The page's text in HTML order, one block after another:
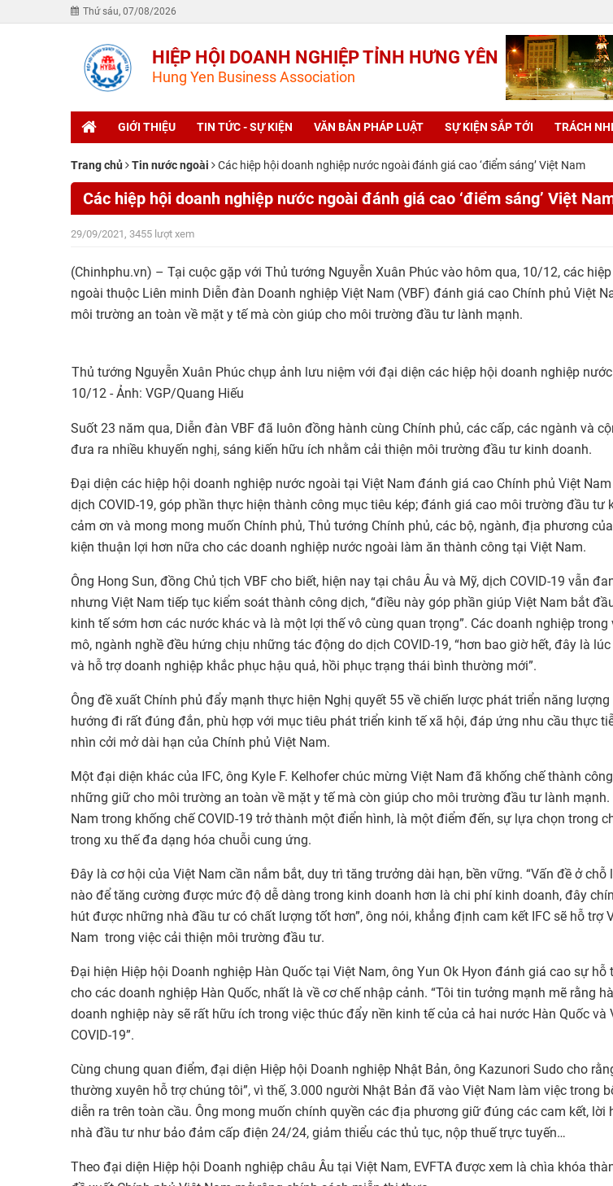
Thứ sáu, 07/08/2026
HIỆP HỘI DOANH NGHIỆP TỈNH HƯNG YÊN
Hung Yen Business Association
GIỚI THIỆU TIN TỨC - SỰ KIỆN VĂN BẢN PHÁP LUẬT SỰ KIỆN SẮP TỚI TRÁCH
Trang chủ Tin nước ngoài Các hiệp hội doanh nghiệp nước ngoài đánh giá cao ‘điểm sáng’ Việt Nam
Các hiệp hội doanh nghiệp nước ngoài đánh giá cao ‘điểm sáng’ Việt
29/09/2021, 3455 lượt xem
(Chinhphu.vn) – Tại cuộc gặp với Thủ tướng Nguyễn Xuân Phúc vào hôm qua, 10/12, các
ngoài thuộc Liên minh Diễn đàn Doanh nghiệp Việt Nam (VBF) đánh giá cao Chính phủ Việt
môi trường an toàn về mặt y tế mà còn giúp cho môi trường đầu tư lành mạnh.
Thủ tướng Nguyễn Xuân Phúc chụp ảnh lưu niệm với đại diện các hiệp hội doanh nghiệp
10/12 - Ảnh: VGP/Quang Hiếu
Suốt 23 năm qua, Diễn đàn VBF đã luôn đồng hành cùng Chính phủ, các cấp, các ngành và
đưa ra nhiều khuyến nghị, sáng kiến hữu ích nhằm cải thiện môi trường đầu tư kinh doanh.
Đại diện các hiệp hội doanh nghiệp nước ngoài tại Việt Nam đánh giá cao Chính phủ Việt
dịch COVID-19, góp phần thực hiện thành công mục tiêu kép; đánh giá cao môi trường đầu tư
cảm ơn và mong mong muốn Chính phủ, Thủ tướng Chính phủ, các bộ, ngành, địa phương
kiện thuận lợi hơn nữa cho các doanh nghiệp nước ngoài làm ăn thành công tại Việt Nam.
Ông Hong Sun, đồng Chủ tịch VBF cho biết, hiện nay tại châu Âu và Mỹ, dịch COVID-19 vẫn
nhưng Việt Nam tiếp tục kiểm soát thành công dịch, “điều này góp phần giúp Việt Nam bắt
kinh tế sớm hơn các nước khác và là một lợi thế vô cùng quan trọng”. Các doanh nghiệp
mô, ngành nghề đều hứng chịu những tác động do dịch COVID-19, “hơn bao giờ hết, đây là
và hỗ trợ doanh nghiệp khắc phục hậu quả, hồi phục trạng thái bình thường mới”.
Ông đề xuất Chính phủ đẩy mạnh thực hiện Nghị quyết 55 về chiến lược phát triển năng
hướng đi rất đúng đắn, phù hợp với mục tiêu phát triển kinh tế xã hội, đáp ứng nhu cầu thực
nhìn cởi mở dài hạn của Chính phủ Việt Nam.
Một đại diện khác của IFC, ông Kyle F. Kelhofer chúc mừng Việt Nam đã khống chế thành
những giữ cho môi trường an toàn về mặt y tế mà còn giúp cho môi trường đầu tư lành
Nam trong khống chế COVID-19 trở thành một điển hình, là một điểm đến, sự lựa chọn trong
trong xu thế đa dạng hóa chuỗi cung ứng.
Đây là cơ hội của Việt Nam cần nắm bắt, duy trì tăng trưởng dài hạn, bền vững. “Vấn đề ở
nào để tăng cường được mức độ dễ dàng trong kinh doanh hơn là chi phí kinh doanh, đây
hút được những nhà đầu tư có chất lượng tốt hơn”, ông nói, khẳng định cam kết IFC sẽ hỗ trợ
Nam trong việc cải thiện môi trường đầu tư.
Đại hiện Hiệp hội Doanh nghiệp Hàn Quốc tại Việt Nam, ông Yun Ok Hyon đánh giá cao sự hỗ
cho các doanh nghiệp Hàn Quốc, nhất là về cơ chế nhập cảnh. “Tôi tin tưởng mạnh mẽ rằng
doanh nghiệp này sẽ rất hữu ích trong việc thúc đẩy nền kinh tế của cả hai nước Hàn Quốc và
COVID-19”.
Cùng chung quan điểm, đại diện Hiệp hội Doanh nghiệp Nhật Bản, ông Kazunori Sudo cho
thường xuyên hỗ trợ chúng tôi”, vì thế, 3.000 người Nhật Bản đã vào Việt Nam làm việc trong
diễn ra trên toàn cầu. Ông mong muốn chính quyền các địa phương giữ đúng các cam kết,
nhà đầu tư như bảo đảm cấp điện 24/24, giảm thiểu các thủ tục, nộp thuế trực tuyến…
Theo đại diện Hiệp hội Doanh nghiệp châu Âu tại Việt Nam, EVFTA được xem là chìa khóa